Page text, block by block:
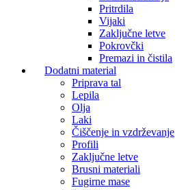
Pritrdila
Vijaki
Zaključne letve
Pokrovčki
Premazi in čistila
Dodatni material
Priprava tal
Lepila
Olja
Laki
Čiščenje in vzdrževanje
Profili
Zaključne letve
Brusni materiali
Fugirne mase